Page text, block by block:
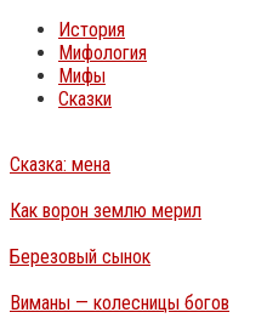
История
Мифология
Мифы
Сказки
Сказка: мена
Как ворон землю мерил
Березовый сынок
Виманы — колесницы богов